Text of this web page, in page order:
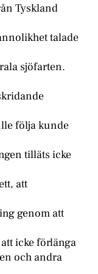
Tyskland
talade
sjöfarten.
följa kunde
tilläts icke
att
genom att
icke förlänga
och andra